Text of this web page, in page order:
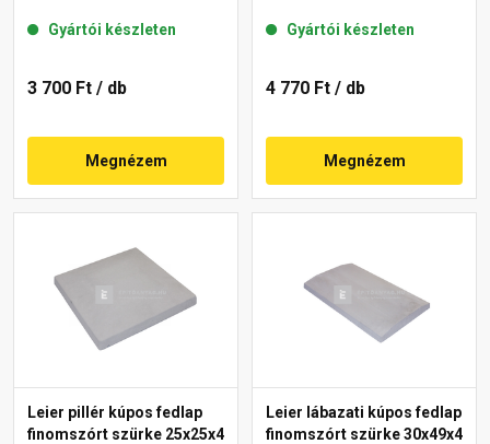
Gyártói készleten
3 700 Ft / db
Megnézem
Gyártói készleten
4 770 Ft / db
Megnézem
Leier pillér kúpos fedlap
finomszórt szürke 25x25x4
Leier lábazati kúpos fedlap
finomszórt szürke 30x49x4